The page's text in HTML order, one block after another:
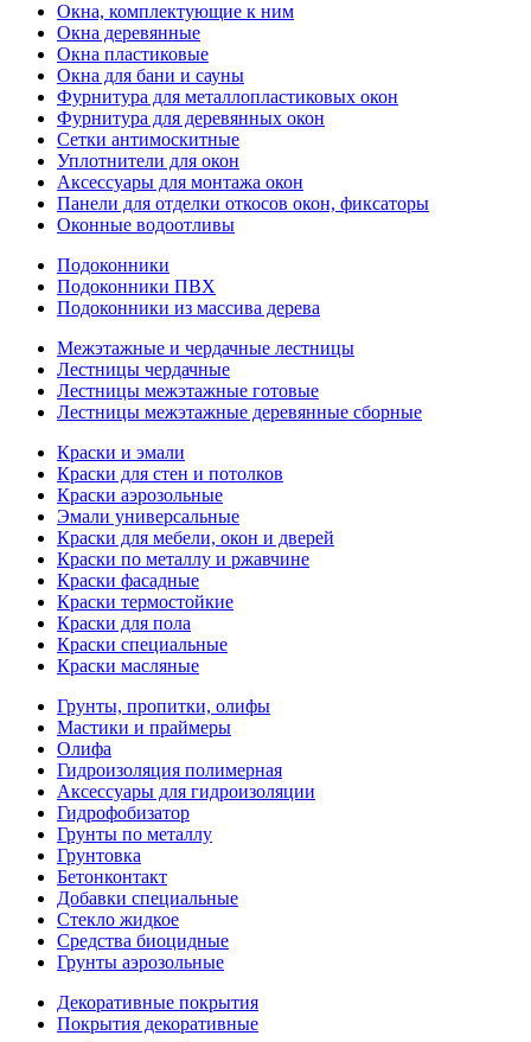
Окна, комплектующие к ним
Окна деревянные
Окна пластиковые
Окна для бани и сауны
Фурнитура для металлопластиковых окон
Фурнитура для деревянных окон
Сетки антимоскитные
Уплотнители для окон
Аксессуары для монтажа окон
Панели для отделки откосов окон, фиксаторы
Оконные водоотливы
Подоконники
Подоконники ПВХ
Подоконники из массива дерева
Межэтажные и чердачные лестницы
Лестницы чердачные
Лестницы межэтажные готовые
Лестницы межэтажные деревянные сборные
Краски и эмали
Краски для стен и потолков
Краски аэрозольные
Эмали универсальные
Краски для мебели, окон и дверей
Краски по металлу и ржавчине
Краски фасадные
Краски термостойкие
Краски для пола
Краски специальные
Краски масляные
Грунты, пропитки, олифы
Мастики и праймеры
Олифа
Гидроизоляция полимерная
Аксессуары для гидроизоляции
Гидрофобизатор
Грунты по металлу
Грунтовка
Бетонконтакт
Добавки специальные
Стекло жидкое
Средства биоцидные
Грунты аэрозольные
Декоративные покрытия
Покрытия декоративные